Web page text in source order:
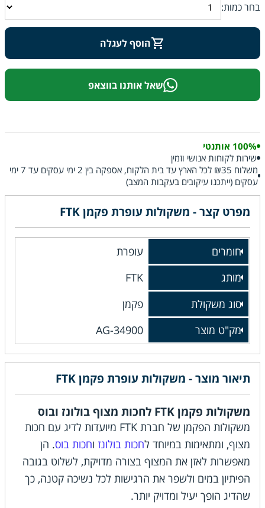
בחר כמות:
הוסף לעגלה
שאל אותנו בווצאפ
100% אותנטי
שירות לקוחות אנושי וזמין
משלוח ₪35 לכל הארץ עד בית הלקוח, אספקה בין 2 ימי עסקים עד 7 ימי
עסקים (ייתכנו עיקובים בעקבות המצב)
מפרט קצר - משקולות עופרת פקמן FTK
חומרים
עופרת
מותג
FTK
סוג משקולת
פקמן
מק"ט מוצר
AG-34900
תיאור מוצר - משקולות עופרת פקמן FTK
משקולות פקמן FTK לחכות מצוף בולונז ובוס
משקולות הפקמן של חברת FTK מיועדות לדיג עם חכות
מצוף, ומתאימות במיוחד לחכות בולונז וחכות בוס. הן
מאפשרות לאזן את המצוף בצורה מדויקת, לשלוט בגובה
הפיתיון במים ולשפר את הרגישות לכל נשיכה קטנה, כך
שהדיג הופך יעיל ומדויק יותר.